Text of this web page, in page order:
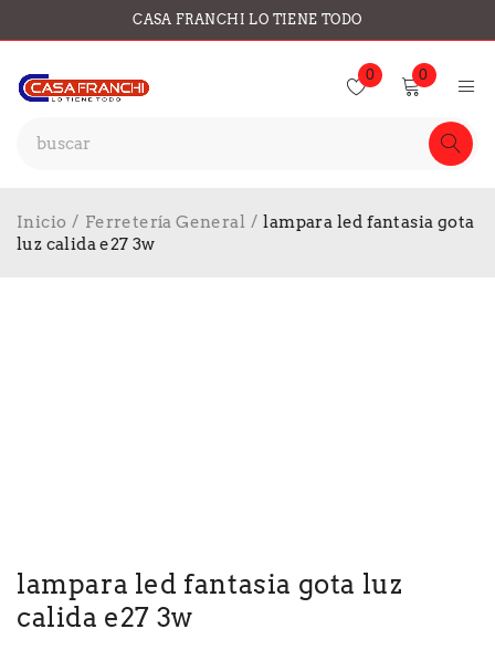
CASA FRANCHI LO TIENE TODO
0 0
Inicio / Ferretería General / lampara led fantasia gota
luz calida e27 3w
lampara led fantasia gota luz
calida e27 3w